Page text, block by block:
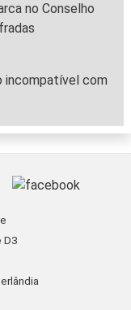
no Conselho
incompatível com
D3